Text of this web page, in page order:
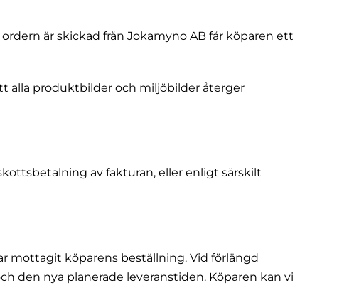
är skickad från Jokamyno AB får köparen ett
alla produktbilder och miljöbilder återger
av fakturan, eller enligt särskilt
mottagit köparens beställning. Vid förlängd
den nya planerade leveranstiden. Köparen kan vi